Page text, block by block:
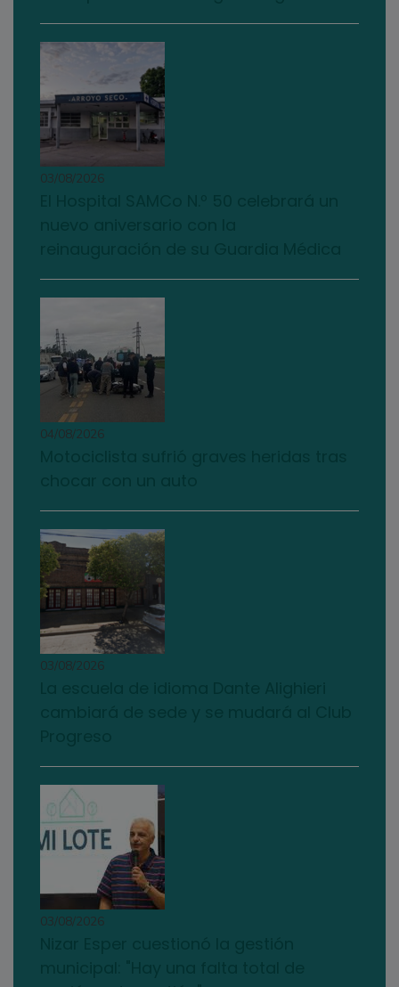
03/08/2026
04/08/2026
03/08/2026
03/08/2026